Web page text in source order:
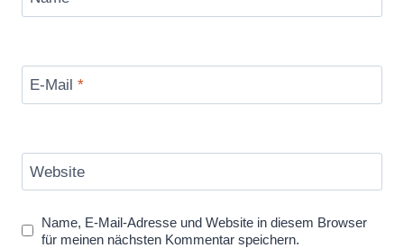
E-Mail *
Website
Name, E-Mail-Adresse und Website in diesem Browser
für meinen nächsten Kommentar speichern.